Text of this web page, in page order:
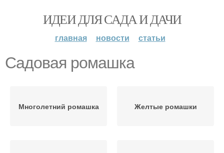
ИДЕИ ДЛЯ САДА И ДАЧИ
главная новости статьи
Садовая ромашка
Многолетний ромашка Желтые ромашки